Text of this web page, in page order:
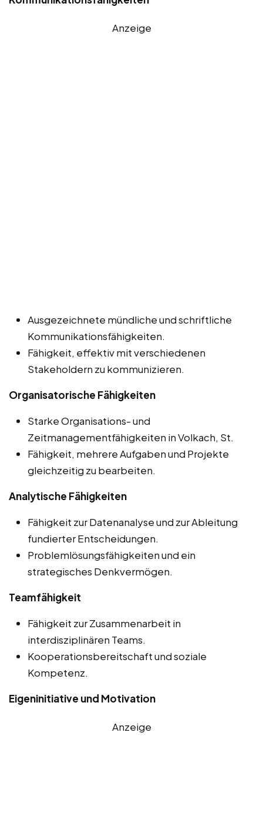
Anzeige
Ausgezeichnete mündliche und schriftliche
Kommunikationsfähigkeiten.
Fähigkeit, effektiv mit verschiedenen
Stakeholdern zu kommunizieren.
Organisatorische Fähigkeiten
Starke Organisations- und
Zeitmanagementfähigkeiten in Volkach, St.
Fähigkeit, mehrere Aufgaben und Projekte
gleichzeitig zu bearbeiten.
Analytische Fähigkeiten
Fähigkeit zur Datenanalyse und zur Ableitung
fundierter Entscheidungen.
Problemlösungsfähigkeiten und ein
strategisches Denkvermögen.
Teamfähigkeit
Fähigkeit zur Zusammenarbeit in
interdisziplinären Teams.
Kooperationsbereitschaft und soziale
Kompetenz.
Eigeninitiative und Motivation
Anzeige